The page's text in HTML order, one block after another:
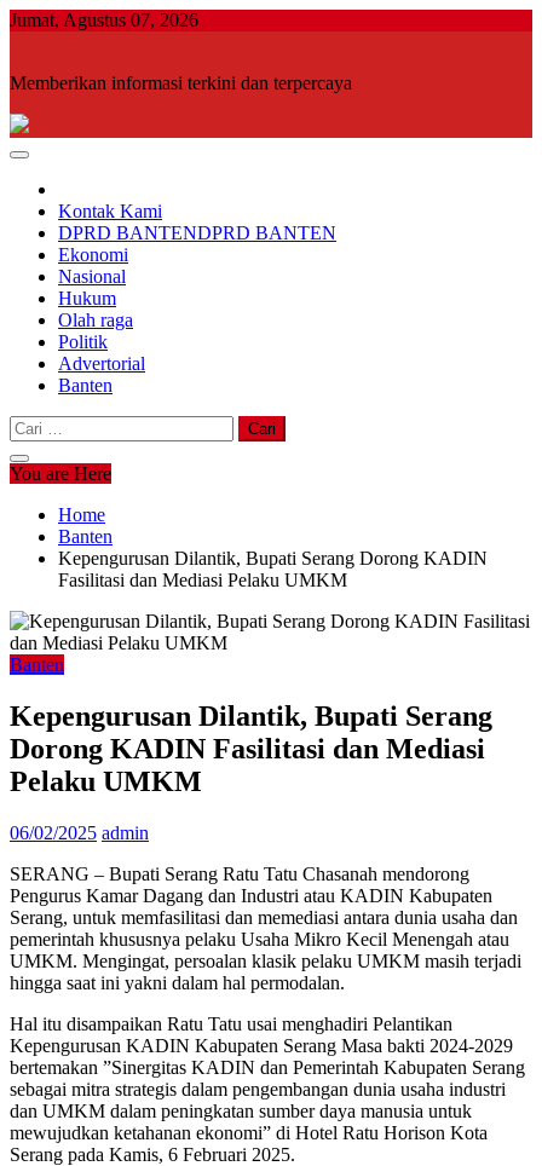
Skip
Jumat, Agustus 07, 2026
Memberikan informasi terkini dan terpercaya
Kontak Kami
DPRD BANTENDPRD BANTEN
Ekonomi
Nasional
Hukum
Olah raga
Politik
Advertorial
Banten
Cari
untuk:
You are Here
Home
Banten
Kepengurusan Dilantik, Bupati Serang Dorong KADIN
Fasilitasi dan Mediasi Pelaku UMKM
Banten
Kepengurusan Dilantik, Bupati Serang
Dorong KADIN Fasilitasi dan Mediasi
Pelaku UMKM
06/02/2025 admin
SERANG – Bupati Serang Ratu Tatu Chasanah mendorong
Pengurus Kamar Dagang dan Industri atau KADIN Kabupaten
Serang, untuk memfasilitasi dan memediasi antara dunia usaha dan
pemerintah khususnya pelaku Usaha Mikro Kecil Menengah atau
UMKM. Mengingat, persoalan klasik pelaku UMKM masih terjadi
hingga saat ini yakni dalam hal permodalan.
Hal itu disampaikan Ratu Tatu usai menghadiri Pelantikan
Kepengurusan KADIN Kabupaten Serang Masa bakti 2024-2029
bertemakan ”Sinergitas KADIN dan Pemerintah Kabupaten Serang
sebagai mitra strategis dalam pengembangan dunia usaha industri
dan UMKM dalam peningkatan sumber daya manusia untuk
mewujudkan ketahanan ekonomi” di Hotel Ratu Horison Kota
Serang pada Kamis, 6 Februari 2025.